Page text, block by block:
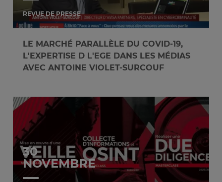
REVUE DE PRESSE
LE MARCHÉ PARALLÈLE DU COVID-19,
L'EXPERTISE D L'EGE DANS LES MÉDIAS
AVEC ANTOINE VIOLET-SURCOUF
30
NOVEMBRE